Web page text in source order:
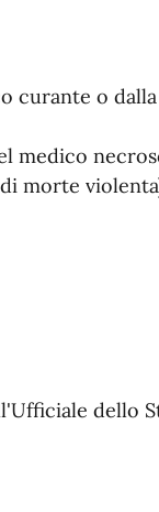
curante o
medico
morte
dello